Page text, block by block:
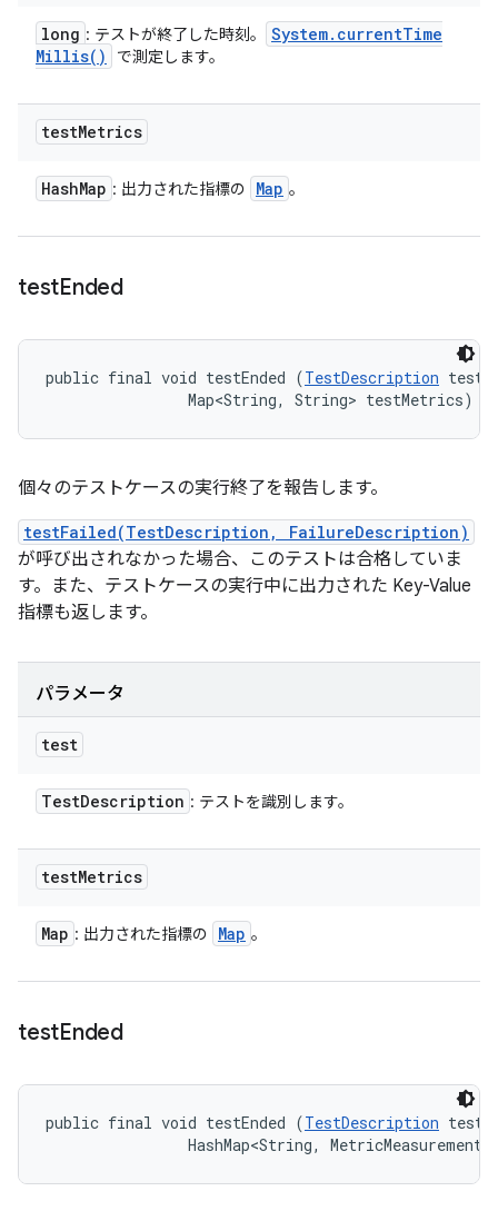
long : テストが終了した時刻。 System. currentTime
Millis( ) で測定します。
testMetrics
HashMap : 出力された指標の Map 。
testEnded
public final void testEnded (TestDescription
                Map<String, String> testMetrics)
個々のテストケースの実行終了を報告します。
testFailed(TestDescription, FailureDescription)
が呼び出されなかった場合、このテストは合格していま
す。また、テストケースの実行中に出力された Key-Value
指標も返します。
パラメータ
test
TestDescription : テストを識別します。
testMetrics
Map : 出力された指標の Map 。
testEnded
public final void testEnded (TestDescription
HashMap<String,